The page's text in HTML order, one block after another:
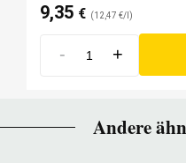
9,35 € (12,47 €/l)
- +
Andere